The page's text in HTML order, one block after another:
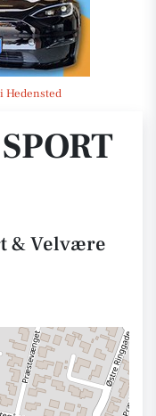
Hedensted
& Velvære